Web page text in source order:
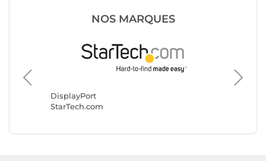
NOS MARQUES
DisplayPort
StarTech.com
Goobay